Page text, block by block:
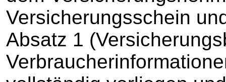
Versicherungsschein
Absatz 1